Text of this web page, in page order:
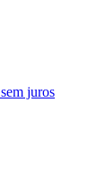
sem juros